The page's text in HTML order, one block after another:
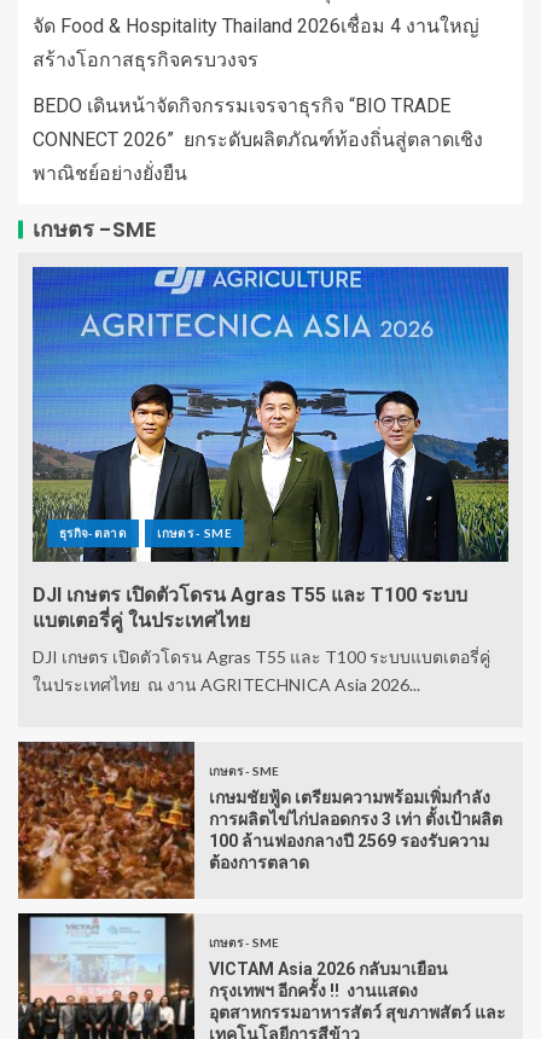
จัด Food & Hospitality Thailand 2026เชื่อม 4 งานใหญ่
สร้างโอกาสธุรกิจครบวงจร
BEDO เดินหน้าจัดกิจกรรมเจรจาธุรกิจ “BIO TRADE
CONNECT 2026” ยกระดับผลิตภัณฑ์ท้องถิ่นสู่ตลาดเชิง
พาณิชย์อย่างยั่งยืน
เกษตร -SME
ธุรกิจ-ตลาด เกษตร - SME
DJI เกษตร เปิดตัวโดรน Agras T55 และ T100 ระบบ
แบตเตอรี่คู่ ในประเทศไทย
DJI เกษตร เปิดตัวโดรน Agras T55 และ T100 ระบบแบตเตอรี่คู่
ในประเทศไทย ณ งาน AGRITECHNICA Asia 2026...
เกษตร - SME
เกษมชัยฟู้ด เตรียมความพร้อมเพิ่มกำลัง
การผลิตไข่ไก่ปลอดกรง 3 เท่า ตั้งเป้าผลิต
100 ล้านฟองกลางปี 2569 รองรับความ
ต้องการตลาด
เกษตร - SME
VICTAM Asia 2026 กลับมาเยือน
กรุงเทพฯ อีกครั้ง !! งานแสดง
อุตสาหกรรมอาหารสัตว์ สุขภาพสัตว์ และ
เทคโนโลยีการสีข้าว